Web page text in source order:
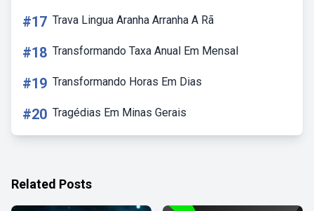
#17 Trava Lingua Aranha Arranha A Rã
#18 Transformando Taxa Anual Em Mensal
#19 Transformando Horas Em Dias
#20 Tragédias Em Minas Gerais
Related Posts